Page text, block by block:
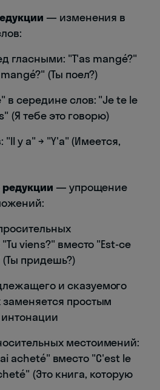
— изменения в
гласными: "T'as mangé?"
(Ты поел?)
в середине слов: "Je te le
(Я тебе это говорю)
"Il y a" → "Y'a" (Имеется,
редукции — упрощение
viens?" вместо "Est-ce
придешь?)
и сказуемого
заменяется простым
местоимений:
acheté" вместо "C'est le
(Это книга, которую